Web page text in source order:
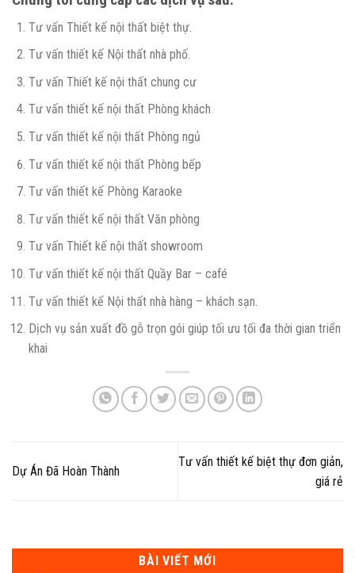
Tư vấn Thiết kế nội thất biệt thự.
Tư vấn thiết kế Nội thất nhà phố.
Tư vấn Thiết kế nội thất chung cư
Tư vấn thiết kế nội thất Phòng khách
Tư vấn thiết kế nội thất Phòng ngủ
Tư vấn thiết kế nội thất Phòng bếp
Tư vấn thiết kế Phòng Karaoke
Tư vấn thiết kế nội thất Văn phòng
Tư vấn Thiết kế nội thất showroom
Tư vấn thiết kế nội thất Quầy Bar – café
Tư vấn thiết kế Nội thất nhà hàng – khách sạn.
Dịch vụ sản xuất đồ gỗ trọn gói giúp tối ưu tối đa thời gian triển
khai
Dự Án Đã Hoàn Thành
Tư vấn thiết kế biệt thự đơn giản,
giá rẻ
BÀI VIẾT MỚI